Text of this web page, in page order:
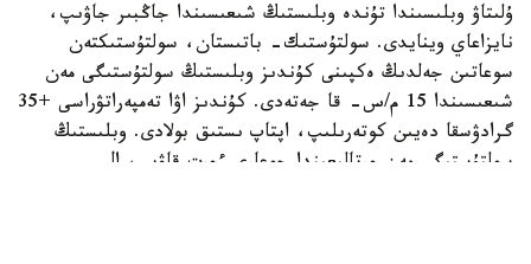
ۇلىتاۋ وبلىسىندا تۇندە وبلىستىڭ شىعىسىندا جاڭبىر جاۋىپ،
نايزاعاي وينايدى. سولتۇستىك- باتىستان، سولتۇستىكتەن
سوعاتىن جەلدىڭ ەكپىنى كۇندىز وبلىستىڭ سولتۇستىگى مەن
شىعىسىندا 15 م/س- قا جەتەدى. كۇندىز اۋا تەمپەراتۋراسى +35
گرادۋسقا دەيىن كوتەرىلىپ، اپتاپ ىستىق بولادى. وبلىستىڭ
سولتۇستىگى مەن ورتالىعىندا جوعارى ءورت قاۋپى، ال